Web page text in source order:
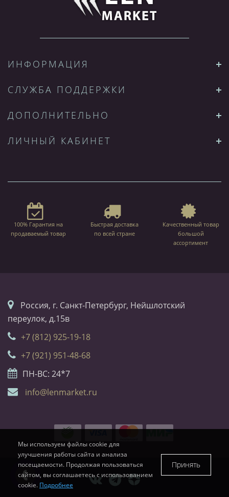
ИНФОРМАЦИЯ
СЛУЖБА ПОДДЕРЖКИ
ДОПОЛНИТЕЛЬНО
ЛИЧНЫЙ КАБИНЕТ
100% Гарантия на
продаваемый товар
Быстрая доставка
по всей стране
Качественный товар
большой
ассортимент
Россия, г. Санкт-Петербург, Нейшлотский
переулок, д.15в
+7 (812) 925-19-18
+7 (921) 951-48-68
ПН-ВС: 24*7
info@lenmarket.ru
Мы используем файлы cookie для
улучшения работы сайта и анализа
посещаемости. Продолжая пользоваться
сайтом, вы соглашаетесь с использованием
cookie. Подробнее
Принять